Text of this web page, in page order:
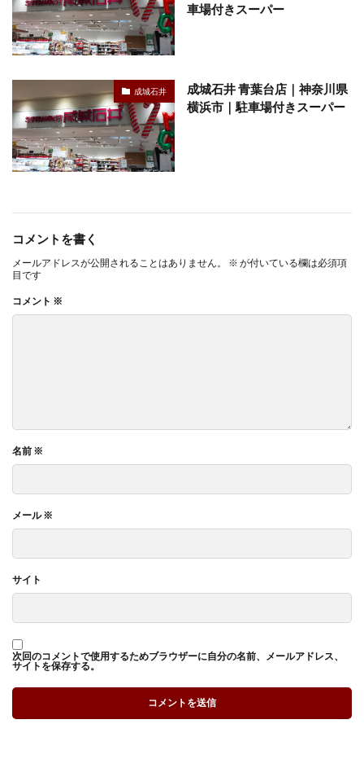
車場付きスーパー
成城石井
成城石井 青葉台店｜神奈川県
横浜市｜駐車場付きスーパー
コメントを書く
メールアドレスが公開されることはありません。 ※ が付いている欄は必須項
目です
コメント ※
名前 ※
メール※
サイト
次回のコメントで使用するためブラウザーに自分の名前、メールアドレス、
サイトを保存する。